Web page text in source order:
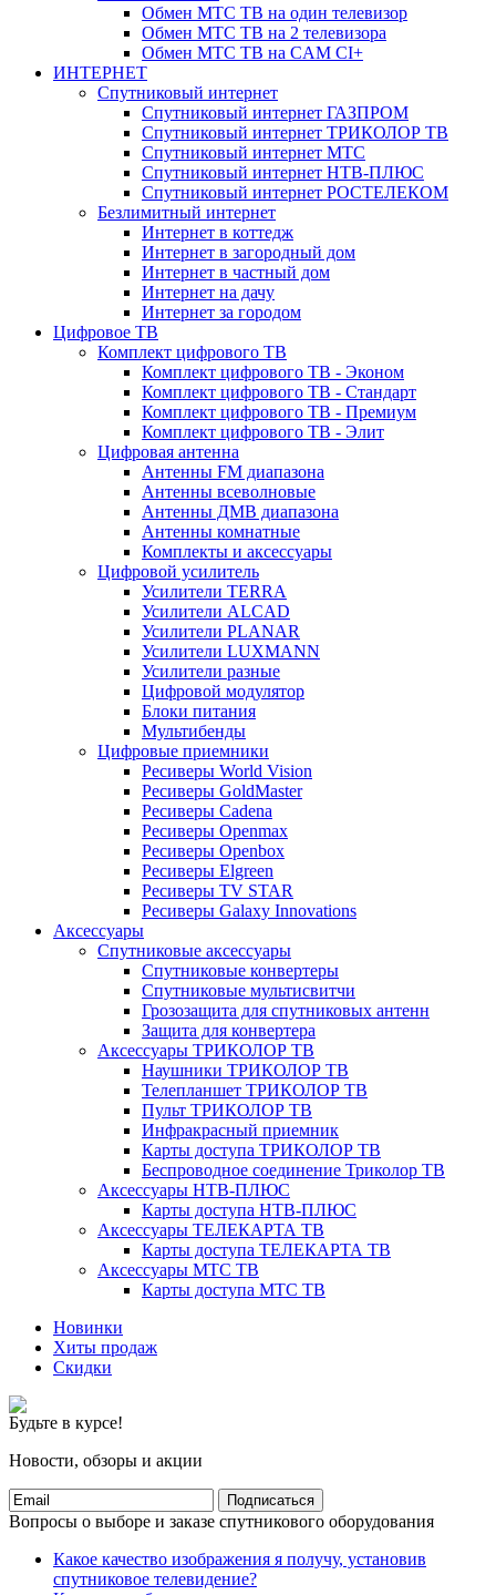
Обмен МТС ТВ на один телевизор
Обмен МТС ТВ на 2 телевизора
Обмен МТС ТВ на CAM CI+
ИНТЕРНЕТ
Спутниковый интернет
Спутниковый интернет ГАЗПРОМ
Спутниковый интернет ТРИКОЛОР ТВ
Спутниковый интернет МТС
Спутниковый интернет НТВ-ПЛЮС
Спутниковый интернет РОСТЕЛЕКОМ
Безлимитный интернет
Интернет в коттедж
Интернет в загородный дом
Интернет в частный дом
Интернет на дачу
Интернет за городом
Цифровое ТВ
Комплект цифрового ТВ
Комплект цифрового ТВ - Эконом
Комплект цифрового ТВ - Стандарт
Комплект цифрового ТВ - Премиум
Комплект цифрового ТВ - Элит
Цифровая антенна
Антенны FM диапазона
Антенны всеволновые
Антенны ДМВ диапазона
Антенны комнатные
Комплекты и аксессуары
Цифровой усилитель
Усилители TERRA
Усилители ALCAD
Усилители PLANAR
Усилители LUXMANN
Усилители разные
Цифровой модулятор
Блоки питания
Мультибенды
Цифровые приемники
Ресиверы World Vision
Ресиверы GoldMaster
Ресиверы Cadena
Ресиверы Openmax
Ресиверы Openbox
Ресиверы Elgreen
Ресиверы TV STAR
Ресиверы Galaxy Innovations
Аксессуары
Спутниковые аксессуары
Спутниковые конвертеры
Спутниковые мультисвитчи
Грозозащита для спутниковых антенн
Защита для конвертера
Аксессуары ТРИКОЛОР ТВ
Наушники ТРИКОЛОР ТВ
Телепланшет ТРИКОЛОР ТВ
Пульт ТРИКОЛОР ТВ
Инфракрасный приемник
Карты доступа ТРИКОЛОР ТВ
Беспроводное соединение Триколор ТВ
Аксессуары НТВ-ПЛЮС
Карты доступа НТВ-ПЛЮС
Аксессуары ТЕЛЕКАРТА ТВ
Карты доступа ТЕЛЕКАРТА ТВ
Аксессуары МТС ТВ
Карты доступа МТС ТВ
Новинки
Хиты продаж
Скидки
Будьте в курсе!
Новости, обзоры и акции
Подписаться
Вопросы о выборе и заказе спутникового оборудования
Какое качество изображения я получу, установив
спутниковое телевидение?